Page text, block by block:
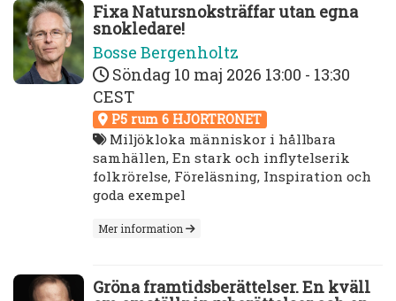
Fixa Natursnoksträffar utan egna
snokledare!
Bosse Bergenholtz
Söndag 10 maj 2026 13:00 - 13:30
CEST
P5 rum 6 HJORTRONET
Miljökloka människor i hållbara
samhällen, En stark och inflytelserik
folkrörelse, Föreläsning, Inspiration och
goda exempel
Mer information
Gröna framtidsberättelser. En kväll